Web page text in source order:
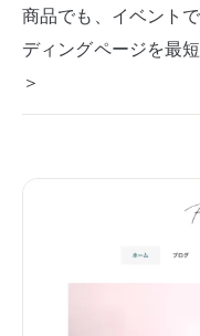
商品でも、イベント
ディングページを最
＞